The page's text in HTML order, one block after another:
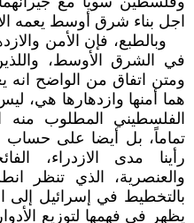
اجل بناء شرق أوسط يعمه
وبالطبع، فإن الأمن
في الشرق الأوسط،
ومتن اتفاق من الواضح انه
هما أمنها وازدهارها
الفلسطيني المطلوب منه
تماماً، بل أيضا على حساب
رأينا مدى الازدراء،
والعنصرية، الذي تنظر
بالتخطيط في إسرائيل إلى
يظهر في فهمها لتوزيع